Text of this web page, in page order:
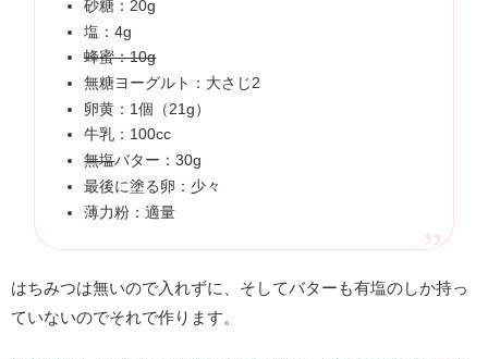
砂糖：20g
塩：4g
蜂蜜：10g
無糖ヨーグルト：大さじ2
卵黄：1個（21g）
牛乳：100cc
無塩バター：30g
最後に塗る卵：少々
薄力粉：適量
はちみつは無いので入れずに、そしてバターも有塩のしか持っ
ていないのでそれで作ります。